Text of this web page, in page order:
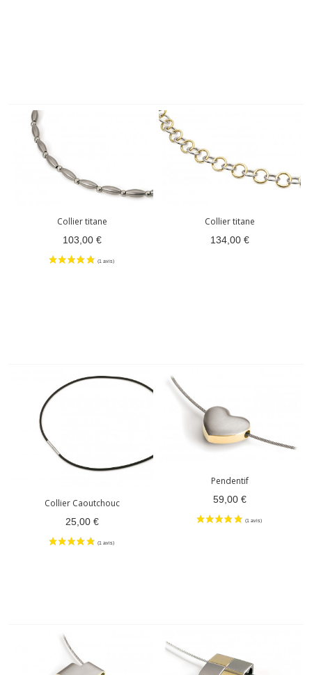
Collier titane
103,00 €
Collier titane
134,00 €
Collier Caoutchouc
25,00 €
Pendentif
59,00 €